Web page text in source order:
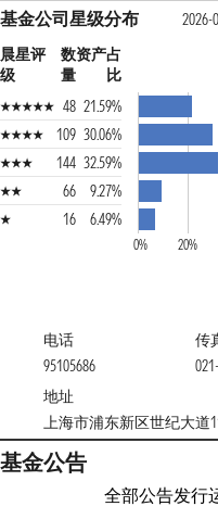
基金公司星级分布
2026-
晨星评
级
数
量
资产占
比
48 21.59%
109 30.06%
144 32.59%
66
9.27%
16
6.49%
0% 20%
电话
95105686
传
地址
上海市浦东新区世纪大道
基金公告
全部公告发行